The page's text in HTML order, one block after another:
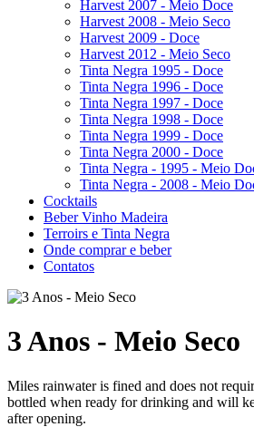
Harvest 2007 - Meio Doce
Harvest 2008 - Meio Seco
Harvest 2009 - Doce
Harvest 2012 - Meio Seco
Tinta Negra 1995 - Doce
Tinta Negra 1996 - Doce
Tinta Negra 1997 - Doce
Tinta Negra 1998 - Doce
Tinta Negra 1999 - Doce
Tinta Negra 2000 - Doce
Tinta Negra - 1995 - Meio
Tinta Negra - 2008 - Meio
Cocktails
Beber Vinho Madeira
Terroirs e Tinta Negra
Onde comprar e beber
Contatos
3 Anos - Meio Seco
Miles rainwater is fined and does not
bottled when ready for drinking and will
after opening.